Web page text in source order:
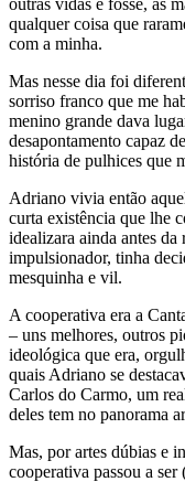
outras vidas e fosse, as
qualquer coisa que
com a minha.
Mas nesse dia foi
sorriso franco que me
menino grande dava
desapontamento capaz
história de pulhices que
Adriano vivia então
curta existência que lhe
idealizara ainda antes
impulsionador, tinha
mesquinha e vil.
A cooperativa era a
– uns melhores, outros
ideológica que era,
quais Adriano se
Carlos do Carmo, um
deles tem no panorama
Mas, por artes dúbias e
cooperativa passou a